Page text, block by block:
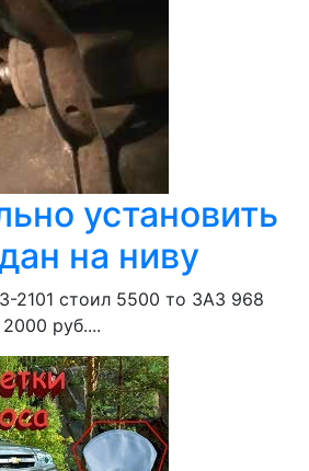
установить
на ниву
2101 стоил 5500 то ЗАЗ 968
руб....